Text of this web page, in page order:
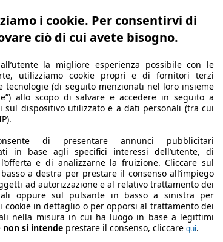
i cookie. Per consentirvi di
ciò di cui avete bisogno.
la migliore esperienza possibile con le
utilizziamo cookie propri e di fornitori terzi
tecnologie (di seguito menzionati nel loro insieme
allo scopo di salvare e accedere in seguito a
sul dispositivo utilizzato e a dati personali (tra cui
di presentare annunci pubblicitari
in base agli specifici interessi dell’utente, di
e di analizzarne la fruizione. Cliccare sul
a destra per prestare il consenso all’impiego
ad autorizzazione e al relativo trattamento dei
oppure sul pulsante in basso a sinistra per
cookie in dettaglio o per opporsi al trattamento dei
nella misura in cui ha luogo in base a legittimi
non si intende prestare il consenso, cliccare qui.